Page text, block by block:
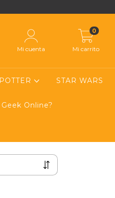
Mi cuenta Mi carrito
0
STAR WARS
Online?